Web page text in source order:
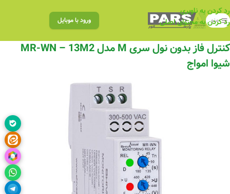
رد کردن به ناوبری
رد کردن به محتوای اصلی
منو ورود با موبایل
کنترل فاز بدون نول سری M مدل MR-WN – 13M2
شیوا امواج